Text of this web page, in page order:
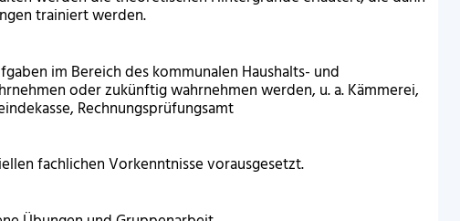
trainiert werden.
im Bereich des kommunalen Haushalts- und
oder zukünftig wahrnehmen werden, u. a. Kämmerei,
Rechnungsprüfungsamt
fachlichen Vorkenntnisse vorausgesetzt.